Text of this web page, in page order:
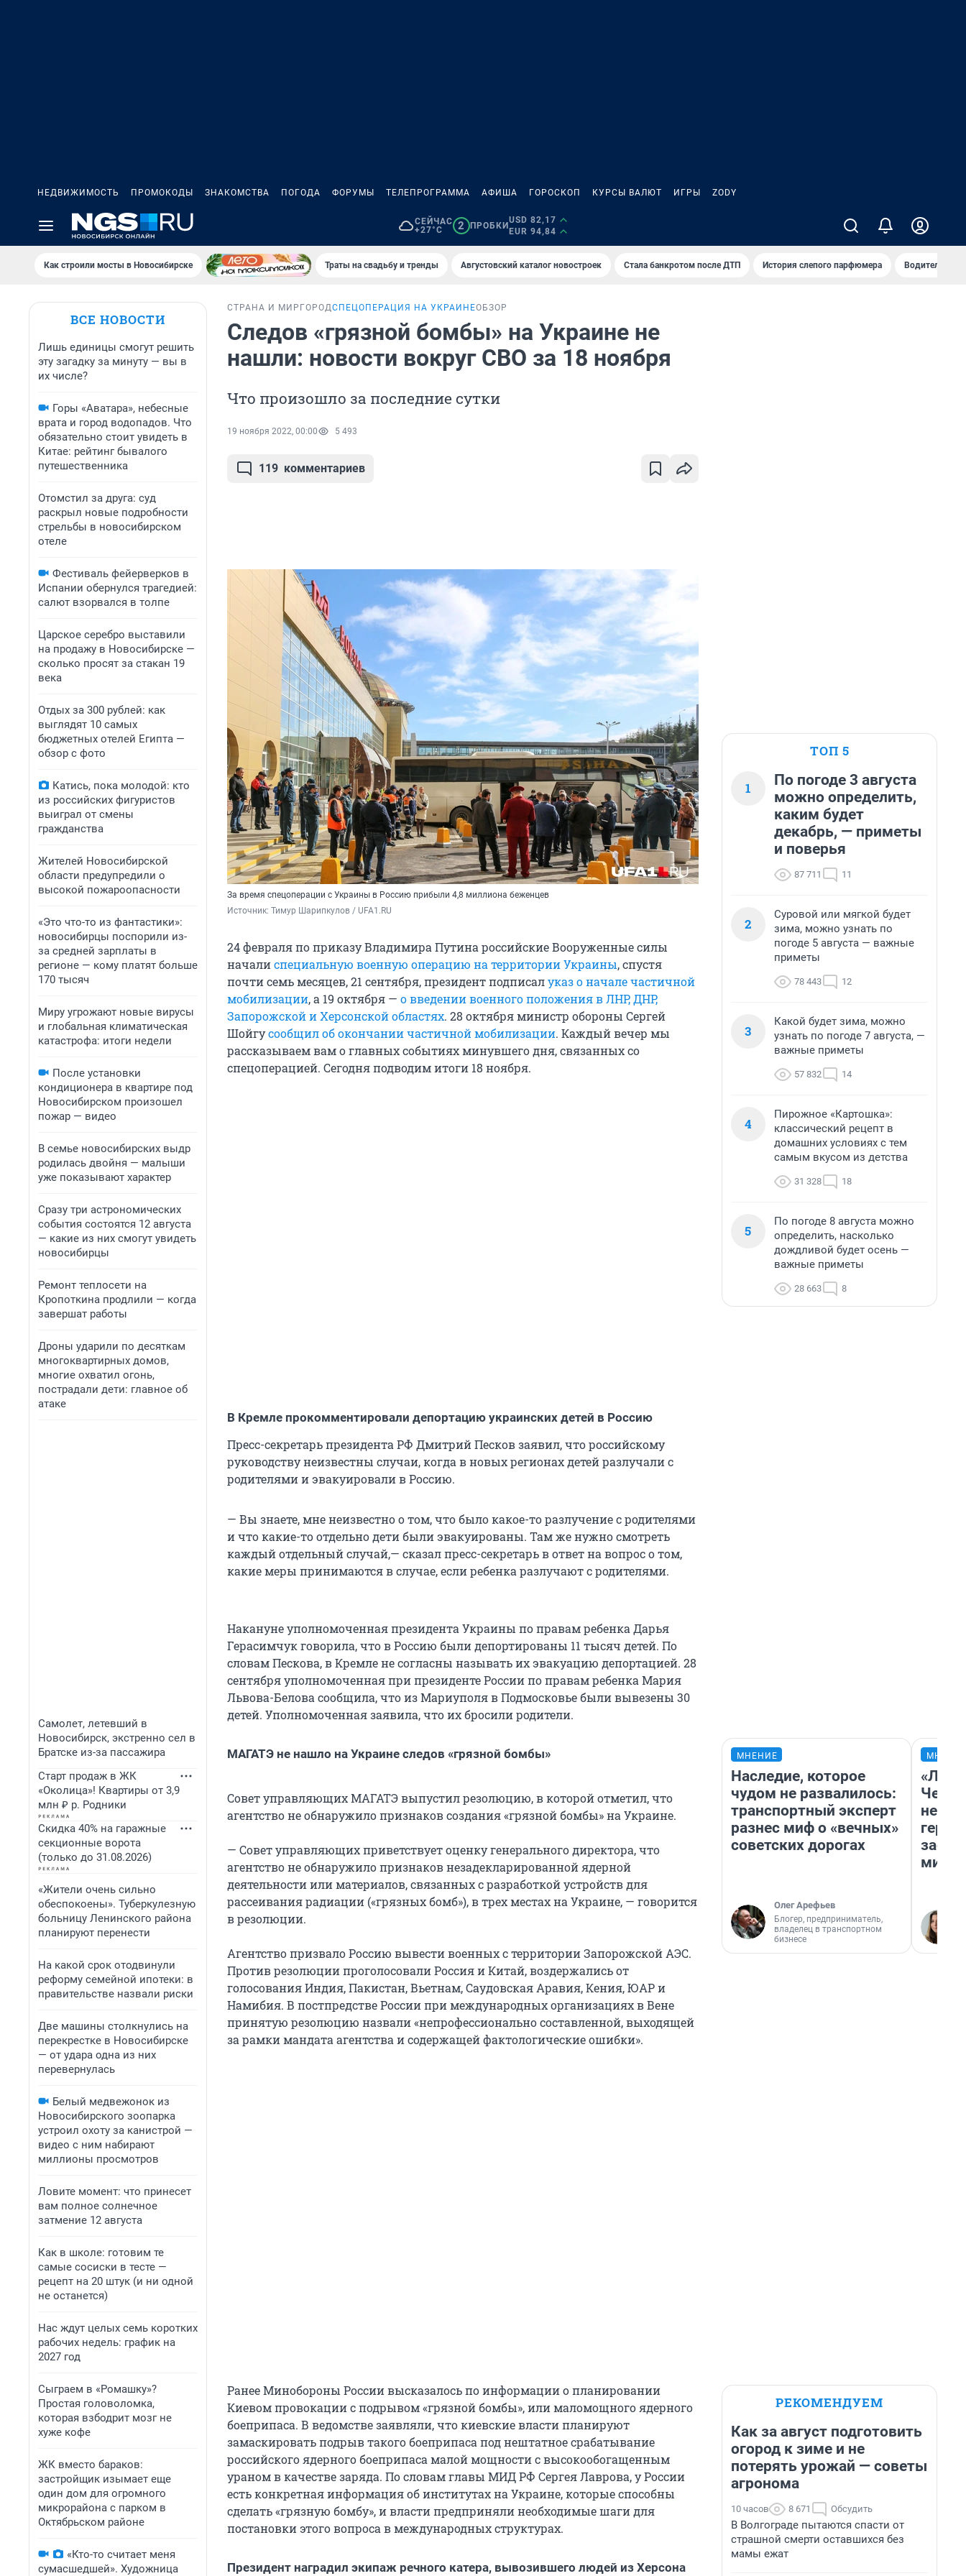
НЕДВИЖИМОСТЬ ПРОМОКОДЫ ЗНАКОМСТВА ПОГОДА ФОРУМЫ ТЕЛЕПРОГРАММА АФИША ГОРОСКОП КУРСЫ ВАЛЮТ ИГРЫ ZODY
СЕЙЧАС
+27°C
2 ПРОБКИ
USD 82,17
EUR 94,84
Как строили мосты в Новосибирске Траты на свадьбу и тренды Августовский каталог новостроек Стала банкротом после ДТП История слепого парфюмера Водители
ВСЕ НОВОСТИ
Лишь единицы смогут решить
эту загадку за минуту — вы в
их числе?
Горы «Аватара», небесные
врата и город водопадов. Что
обязательно стоит увидеть в
Китае: рейтинг бывалого
путешественника
Отомстил за друга: суд
раскрыл новые подробности
стрельбы в новосибирском
отеле
Фестиваль фейерверков в
Испании обернулся трагедией:
салют взорвался в толпе
Царское серебро выставили
на продажу в Новосибирске —
сколько просят за стакан 19
века
Отдых за 300 рублей: как
выглядят 10 самых
бюджетных отелей Египта —
обзор с фото
Катись, пока молодой: кто
из российских фигуристов
выиграл от смены
гражданства
Жителей Новосибирской
области предупредили о
высокой пожароопасности
«Это что-то из фантастики»:
новосибирцы поспорили из-
за средней зарплаты в
регионе — кому платят больше
170 тысяч
Миру угрожают новые вирусы
и глобальная климатическая
катастрофа: итоги недели
После установки
кондиционера в квартире под
Новосибирском произошел
пожар — видео
В семье новосибирских выдр
родилась двойня — малыши
уже показывают характер
Сразу три астрономических
события состоятся 12 августа
— какие из них смогут увидеть
новосибирцы
Ремонт теплосети на
Кропоткина продлили — когда
завершат работы
Дроны ударили по десяткам
многоквартирных домов,
многие охватил огонь,
пострадали дети: главное об
атаке
Самолет, летевший в
Новосибирск, экстренно сел в
Братске из-за пассажира
Старт продаж в ЖК
«Околица»! Квартиры от 3,9
млн ₽ р. Родники
Скидка 40% на гаражные
секционные ворота
(только до 31.08.2026)
«Жители очень сильно
обеспокоены». Туберкулезную
больницу Ленинского района
планируют перенести
На какой срок отодвинули
реформу семейной ипотеки: в
правительстве назвали риски
Две машины столкнулись на
перекрестке в Новосибирске
— от удара одна из них
перевернулась
Белый медвежонок из
Новосибирского зоопарка
устроил охоту за канистрой —
видео с ним набирают
миллионы просмотров
Ловите момент: что принесет
вам полное солнечное
затмение 12 августа
Как в школе: готовим те
самые сосиски в тесте —
рецепт на 20 штук (и ни одной
не останется)
Нас ждут целых семь коротких
рабочих недель: график на
2027 год
Сыграем в «Ромашку»?
Простая головоломка,
которая взбодрит мозг не
хуже кофе
ЖК вместо бараков:
застройщик изымает еще
один дом для огромного
микрорайона с парком в
Октябрьском районе
«Кто-то считает меня
сумасшедшей». Художница
СТРАНА И МИР ГОРОДСПЕЦОПЕРАЦИЯ НА УКРАИНЕОБЗОР
Следов «грязной бомбы» на Украине не
нашли: новости вокруг СВО за 18 ноября
Что произошло за последние сутки
19 ноября 2022, 00:00 5 493
119 комментариев
За время спецоперации с Украины в Россию прибыли 4,8 миллиона беженцев
Источник: Тимур Шарипкулов / UFA1.RU
24 февраля по приказу Владимира Путина российские Вооруженные силы
началиспециальную военную операцию на территории Украины, спустя
почти семь месяцев, 21 сентября, президент подписалуказ о начале частичной
мобилизации, а 19 октября — о введении военного положения в ЛНР, ДНР,
Запорожской и Херсонской областях. 28 октября министр обороны Сергей
Шойгусообщил об окончании частичной мобилизации. Каждый вечер мы
рассказываем вам о главных событиях минувшего дня, связанных со
спецоперацией. Сегодня подводим итоги 18 ноября.
В Кремле прокомментировали депортацию украинских детей в Россию
Пресс-секретарь президента РФ Дмитрий Песков заявил, что российскому
руководству неизвестны случаи, когда в новых регионах детей разлучали с
родителями и эвакуировали в Россию.
— Вы знаете, мне неизвестно о том, что было какое-то разлучение с родителями
и что какие-то отдельно дети были эвакуированы. Там же нужно смотреть
каждый отдельный случай,— сказал пресс-секретарь в ответ на вопрос о том,
какие меры принимаются в случае, если ребенка разлучают с родителями.
Накануне уполномоченная президента Украины по правам ребенка Дарья
Герасимчук говорила, что в Россию были депортированы 11 тысяч детей. По
словам Пескова, в Кремле не согласны называть их эвакуацию депортацией. 28
сентября уполномоченная при президенте России по правам ребенка Мария
Львова-Белова сообщила, что из Мариуполя в Подмосковье были вывезены 30
детей. Уполномоченная заявила, что их бросили родители.
МАГАТЭ не нашло на Украине следов «грязной бомбы»
Совет управляющих МАГАТЭ выпустил резолюцию, в которой отметил, что
агентство не обнаружило признаков создания «грязной бомбы» на Украине.
— Совет управляющих приветствует оценку генерального директора, что
агентство не обнаружило признаков незадекларированной ядерной
деятельности или материалов, связанных с разработкой устройств для
рассеивания радиации («грязных бомб»), в трех местах на Украине, — говорится
в резолюции.
Агентство призвало Россию вывести военных с территории Запорожской АЭС.
Против резолюции проголосовали Россия и Китай, воздержались от
голосования Индия, Пакистан, Вьетнам, Саудовская Аравия, Кения, ЮАР и
Намибия. В постпредстве России при международных организациях в Вене
принятую резолюцию назвали «непрофессионально составленной, выходящей
за рамки мандата агентства и содержащей фактологические ошибки».
Ранее Минобороны России высказалось по информации о планировании
Киевом провокации с подрывом «грязной бомбы», или маломощного ядерного
боеприпаса. В ведомстве заявляли, что киевские власти планируют
замаскировать подрыв такого боеприпаса под нештатное срабатывание
российского ядерного боеприпаса малой мощности с высокообогащенным
ураном в качестве заряда. По словам главы МИД РФ Сергея Лаврова, у России
есть конкретная информация об институтах на Украине, которые способны
сделать «грязную бомбу», и власти предприняли необходимые шаги для
постановки этого вопроса в международных структурах.
Президент наградил экипаж речного катера, вывозившего людей из Херсона
ТОП 5
1
По погоде 3 августа
можно определить,
каким будет
декабрь, — приметы
и поверья
87 711 11
2
Суровой или мягкой будет
зима, можно узнать по
погоде 5 августа — важные
приметы
78 443 12
3
Какой будет зима, можно
узнать по погоде 7 августа, —
важные приметы
57 832 14
4
Пирожное «Картошка»:
классический рецепт в
домашних условиях с тем
самым вкусом из детства
31 328 18
5
По погоде 8 августа можно
определить, насколько
дождливой будет осень —
важные приметы
28 663 8
МНЕНИЕ
Наследие, которое
чудом не развалилось:
транспортный эксперт
разнес миф о «вечных»
советских дорогах
Олег Арефьев
Блогер, предприниматель,
владелец в транспортном
бизнесе
Чем
герои
РЕКОМЕНДУЕМ
Как за август подготовить
огород к зиме и не
потерять урожай — советы
агронома
10 часов 8 671 Обсудить
В Волгограде пытаются спасти от
страшной смерти оставшихся без
мамы ежат